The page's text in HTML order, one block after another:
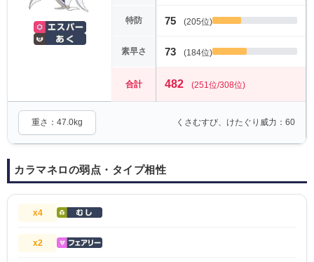
特防 75 (205位)
素早さ 73 (184位)
合計 482 (251位/308位)
重さ：47.0kg くさむすび、けたぐり威力：60
カラマネロの弱点・タイプ相性
x4
x2